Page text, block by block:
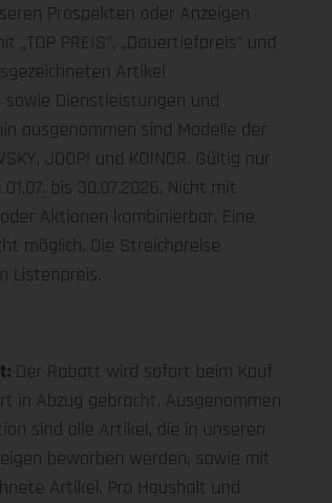
Prospekten oder Anzeigen
„TOP PREIS", „Dauertiefpreis" und
Artikel
Dienstleistungen und
ausgenommen sind Modelle der
JOOP! und KOINOR. Gültig nur
bis 30.07.2026. Nicht mit
Aktionen kombinierbar. Eine
möglich. Die Streichpreise
Listenpreis.
Der Rabatt wird sofort beim Kauf
in Abzug gebracht. Ausgenommen
sind alle Artikel, die in unseren
beworben werden, sowie mit
Artikel. Pro Haushalt und